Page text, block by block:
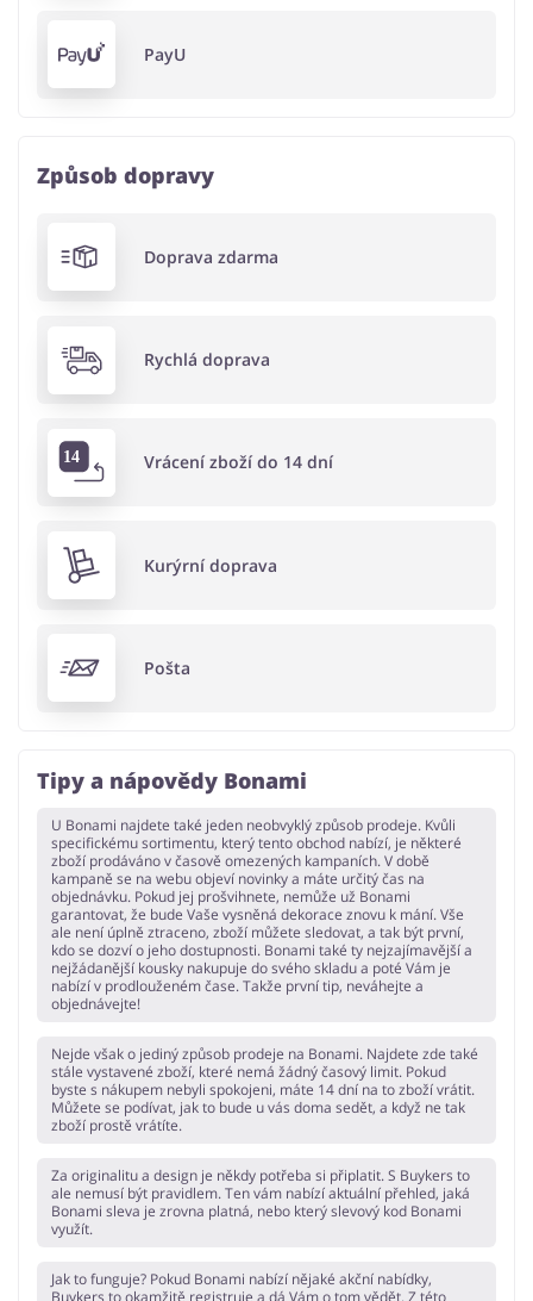
PayU
Způsob dopravy
Doprava zdarma
Rychlá doprava
Vrácení zboží do 14 dní
Kurýrní doprava
Pošta
Tipy a nápovědy Bonami
U Bonami najdete také jeden neobvyklý způsob prodeje. Kvůli
specifickému sortimentu, který tento obchod nabízí, je některé
zboží prodáváno v časově omezených kampaních. V době
kampaně se na webu objeví novinky a máte určitý čas na
objednávku. Pokud jej prošvihnete, nemůže už Bonami
garantovat, že bude Vaše vysněná dekorace znovu k mání. Vše
ale není úplně ztraceno, zboží můžete sledovat, a tak být první,
kdo se dozví o jeho dostupnosti. Bonami také ty nejzajímavější a
nejžádanější kousky nakupuje do svého skladu a poté Vám je
nabízí v prodlouženém čase. Takže první tip, neváhejte a
objednávejte!
Nejde však o jediný způsob prodeje na Bonami. Najdete zde také
stále vystavené zboží, které nemá žádný časový limit. Pokud
byste s nákupem nebyli spokojeni, máte 14 dní na to zboží vrátit.
Můžete se podívat, jak to bude u vás doma sedět, a když ne tak
zboží prostě vrátíte.
Za originalitu a design je někdy potřeba si připlatit. S Buykers to
ale nemusí být pravidlem. Ten vám nabízí aktuální přehled, jaká
Bonami sleva je zrovna platná, nebo který slevový kod Bonami
využít.
Jak to funguje? Pokud Bonami nabízí nějaké akční nabídky,